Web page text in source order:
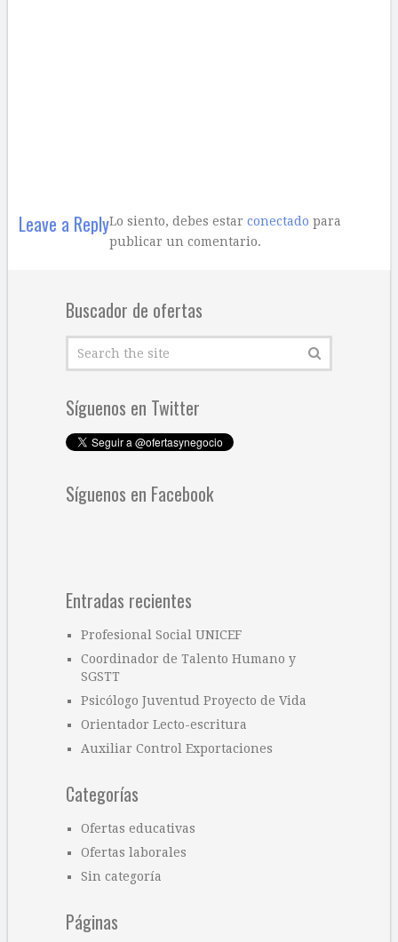
Leave a ReplyLo siento, debes estar conectado para
publicar un comentario.
Buscador de ofertas
Síguenos en Twitter
Síguenos en Facebook
Entradas recientes
Profesional Social UNICEF
Coordinador de Talento Humano y
SGSTT
Psicólogo Juventud Proyecto de Vida
Orientador Lecto-escritura
Auxiliar Control Exportaciones
Categorías
Ofertas educativas
Ofertas laborales
Sin categoría
Páginas